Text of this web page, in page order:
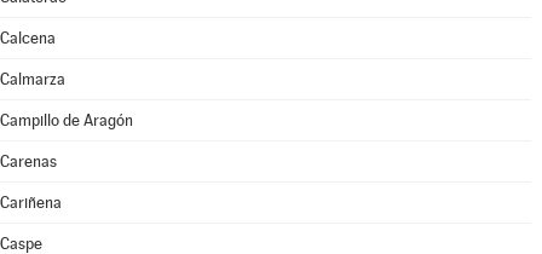
Calcena
Calmarza
Campillo de Aragón
Carenas
Cariñena
Caspe